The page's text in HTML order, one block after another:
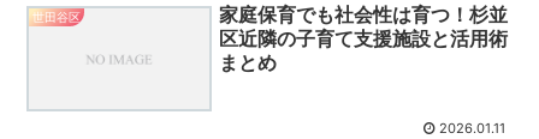
世田谷区
家庭保育でも社会性は育つ！杉並
区近隣の子育て支援施設と活用術
まとめ
2026.01.11